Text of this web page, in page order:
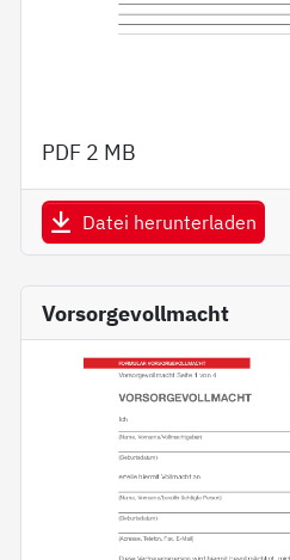
PDF 2 MB
Datei herunterladen
Vorsorgevollmacht